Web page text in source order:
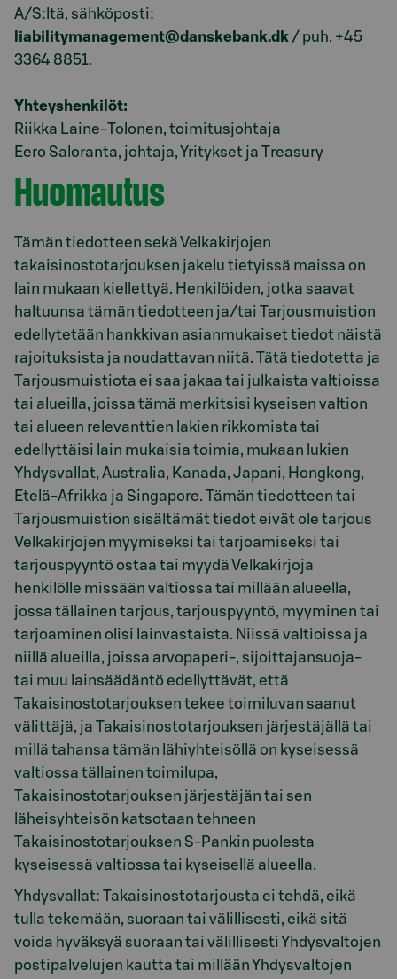
A/S:ltä, sähköposti:
liabilitymanagement@danskebank.dk / puh. +45
3364 8851.
Yhteyshenkilöt:
Riikka Laine-Tolonen, toimitusjohtaja
Eero Saloranta, johtaja, Yritykset ja Treasury
Huomautus
Tämän tiedotteen sekä Velkakirjojen
takaisinostotarjouksen jakelu tietyissä maissa on
lain mukaan kiellettyä. Henkilöiden, jotka saavat
haltuunsa tämän tiedotteen ja/tai Tarjousmuistion
edellytetään hankkivan asianmukaiset tiedot näistä
rajoituksista ja noudattavan niitä. Tätä tiedotetta ja
Tarjousmuistiota ei saa jakaa tai julkaista valtioissa
tai alueilla, joissa tämä merkitsisi kyseisen valtion
tai alueen relevanttien lakien rikkomista tai
edellyttäisi lain mukaisia toimia, mukaan lukien
Yhdysvallat, Australia, Kanada, Japani, Hongkong,
Etelä-Afrikka ja Singapore. Tämän tiedotteen tai
Tarjousmuistion sisältämät tiedot eivät ole tarjous
Velkakirjojen myymiseksi tai tarjoamiseksi tai
tarjouspyyntö ostaa tai myydä Velkakirjoja
henkilölle missään valtiossa tai millään alueella,
jossa tällainen tarjous, tarjouspyyntö, myyminen tai
tarjoaminen olisi lainvastaista. Niissä valtioissa ja
niillä alueilla, joissa arvopaperi-, sijoittajansuoja-
tai muu lainsäädäntö edellyttävät, että
Takaisinostotarjouksen tekee toimiluvan saanut
välittäjä, ja Takaisinostotarjouksen järjestäjällä tai
millä tahansa tämän lähiyhteisöllä on kyseisessä
valtiossa tällainen toimilupa,
Takaisinostotarjouksen järjestäjän tai sen
läheisyhteisön katsotaan tehneen
Takaisinostotarjouksen S-Pankin puolesta
kyseisessä valtiossa tai kyseisellä alueella.
Yhdysvallat: Takaisinostotarjousta ei tehdä, eikä
tulla tekemään, suoraan tai välillisesti, eikä sitä
voida hyväksyä suoraan tai välillisesti Yhdysvaltojen
postipalvelujen kautta tai millään Yhdysvaltojen